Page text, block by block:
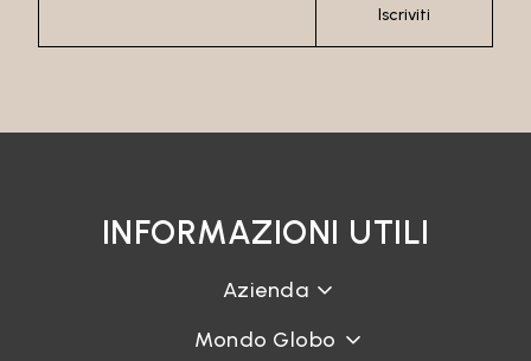
Iscriviti
INFORMAZIONI UTILI
Azienda
Mondo Globo